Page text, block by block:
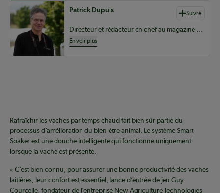
Patrick Dupuis Suivre
Directeur et rédacteur en chef au magazine Coopérateur
En voir plus
Rafraîchir les vaches par temps chaud fait bien sûr partie du
processus d’amélioration du bien-être animal. Le système Smart
Soaker est une douche intelligente qui fonctionne uniquement
lorsque la vache est présente.
« C’est bien connu, pour assurer une bonne productivité des vaches
laitières, leur confort est essentiel, lance d’entrée de jeu Guy
Courcelle, fondateur de l’entreprise New Agriculture Technologies